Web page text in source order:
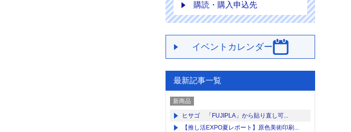
購読・購入申込先
イベントカレンダー
最新記事一覧
新商品
ヒサゴ 「FUJIPLA」から貼り直し可...
【推し活EXPO夏レポート】原色美術印刷...